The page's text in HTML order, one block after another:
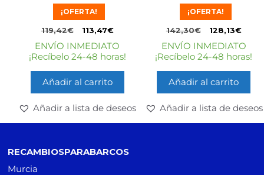
0
e
¡OFERTA!
119,42€ 113,47€
ENVÍO INMEDIATO
¡Recíbelo 24-48 horas!
Añadir al carrito
Añadir a lista de deseos
0
e
¡OFERTA!
142,30€ 128,13€
ENVÍO INMEDIATO
¡Recíbelo 24-48 horas!
Añadir al carrito
Añadir a lista de deseos
RECAMBIOSPARABARCOS
Murcia